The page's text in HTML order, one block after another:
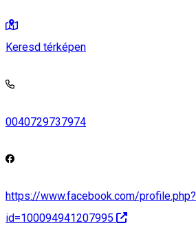
Keresd térképen
0040729737974
https://www.facebook.com/profile.php?
id=100094941207995